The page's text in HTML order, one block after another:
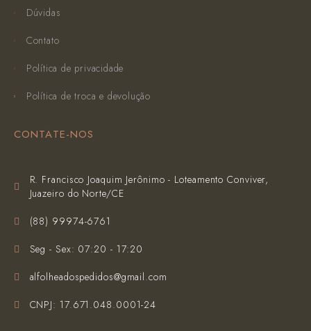
Dúvidas
Contato
Política de privacidade
Política de troca e devolução
CONTATE-NOS
R. Francisco Joaquim Jerônimo - Loteamento Conviver,
Juazeiro do Norte/CE
(‪88) 99974-6761‬
Seg - Sex: 07:20 - 17:20
alfolheadospedidos@gmail.com
CNPJ: 17.671.048.0001-24